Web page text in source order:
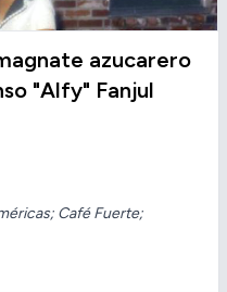
azucarero
"Alfy" Fanjul
Café Fuerte;